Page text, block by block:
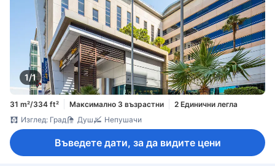
1/1
31 m²/334 ft² Максимално 3 възрастни
2 Единични легла
Изглед: Град
Душ Непушачи
Въведете дати, за да видите цени